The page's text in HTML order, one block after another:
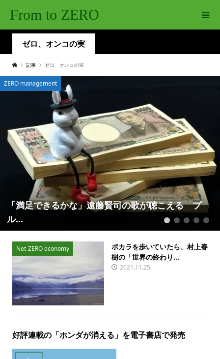
From to ZERO
ゼロ、オンコの実
記事 ゼロ、オンコの実
ZERO management
「満足できるかな」遠藤賢司の歌が聴こえる プ
ル...
1 2 3 4 5
Net-ZERO economy
ポカラを歩いていたら、村上春
樹の「世界の終わり...
2021.11.25
好評連載の「ホンダが消える」を電子書店で発売